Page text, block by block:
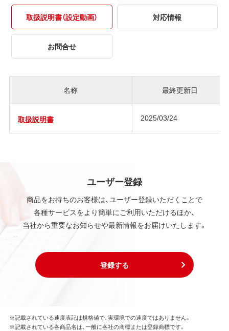
取扱説明書（設定動画） 対応情報
お問合せ
名称 最終更新日
取扱説明書 2025/03/24
ユーザー登録
商品をお持ちのお客様は、ユーザー登録いただくことで
各種サービスをより簡単にご利用いただけるほか、
当社から重要なお知らせや最新情報をお届けいたします。
登録する
※記載されている速度表記は規格値で、実環境での速度ではありません。
※記載されている各商品名は、一般に各社の商標または登録商標です。